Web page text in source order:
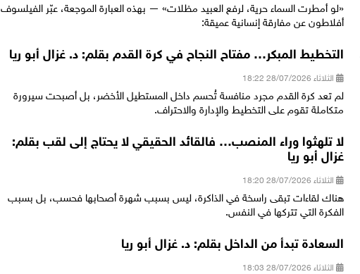
«لو أمطرت السماء حرية، لرفع العبيد مظلات» — بهذه العبارة الموجعة، عبّر الفيلسوف
أفلاطون عن مفارقة إنسانية عميقة:
التخطيط المبكر… مفتاح النجاح في كرة القدم بقلم: د. غزال أبو ريا
الثلاثاء 28/07/2026 18:22
لم تعد كرة القدم مجرد منافسة تُحسم داخل المستطيل الأخضر، بل أصبحت سيرورة
متكاملة تقوم على التخطيط والإدارة والاحتراف.
لا تلهثوا وراء المنصب… فالقائد الحقيقي لا يحتاج إلى لقب بقلم:
غزال أبو ريا
الثلاثاء 28/07/2026 18:20
هناك لقاءات تبقى راسخة في الذاكرة، ليس بسبب شهرة أصحابها فحسب، بل بسبب
الفكرة التي تتركها في النفس.
السعادة تبدأ من الداخل بقلم: د. غزال أبو ريا
الثلاثاء 28/07/2026 18:03